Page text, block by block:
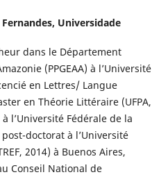
Universidade
dans le Département
(PPGEAA) à l’Université
en Lettres/ Langue
en Théorie Littéraire (UFPA,
l’Université Fédérale de la
post-doctorat à l’Université
2014) à Buenos Aires,
Conseil National de